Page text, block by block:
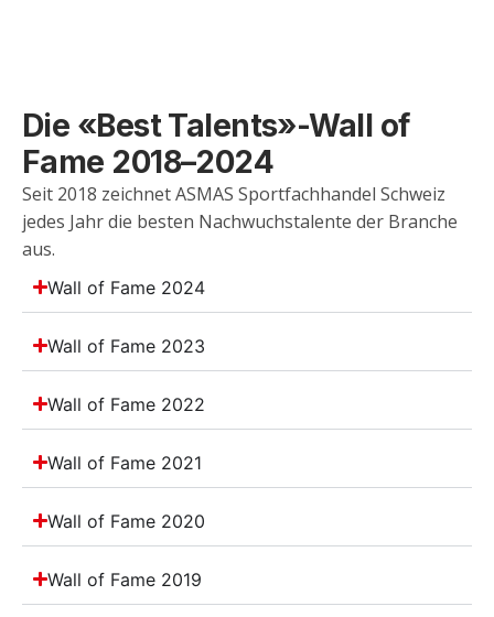
Die «Best Talents»-Wall of
Fame 2018–2024
Seit 2018 zeichnet ASMAS Sportfachhandel Schweiz
jedes Jahr die besten Nachwuchstalente der Branche
aus.
Wall of Fame 2024
Wall of Fame 2023
Wall of Fame 2022
Wall of Fame 2021
Wall of Fame 2020
Wall of Fame 2019